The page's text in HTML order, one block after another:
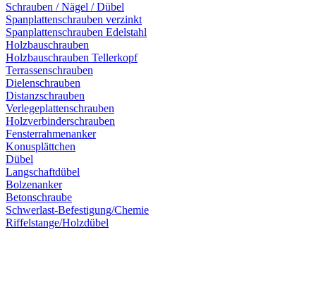
Schrauben / Nägel / Dübel
Spanplattenschrauben verzinkt
Spanplattenschrauben Edelstahl
Holzbauschrauben
Holzbauschrauben Tellerkopf
Terrassenschrauben
Dielenschrauben
Distanzschrauben
Verlegeplattenschrauben
Holzverbinderschrauben
Fensterrahmenanker
Konusplättchen
Dübel
Langschaftdübel
Bolzenanker
Betonschraube
Schwerlast-Befestigung/Chemie
Riffelstange/Holzdübel